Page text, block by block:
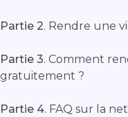
Partie 2. Rendre une
Partie 3. Comment
gratuitement ?
Partie 4. FAQ sur la